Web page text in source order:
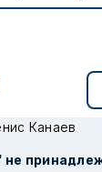
Канаев
не